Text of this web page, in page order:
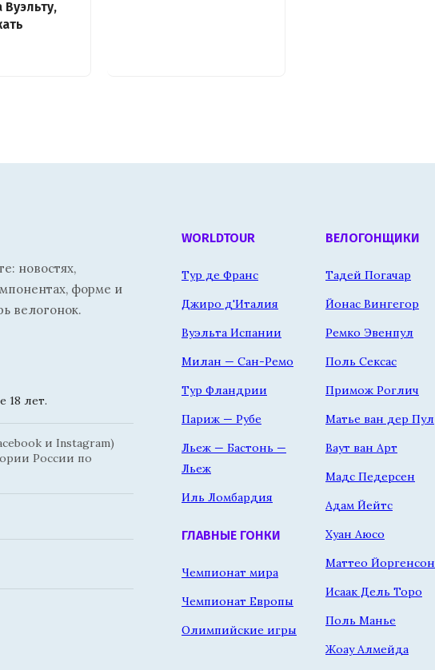
новостях,
форме и
велогонок.
18 лет.
и Instagram)
России по
WORLDTOUR
Тур де Франс
Джиро д'Италия
Вуэльта Испании
Милан — Сан-Ремо
Тур Фландрии
Париж — Рубе
Льеж — Бастонь —
Льеж
Иль Ломбардия
ГЛАВНЫЕ ГОНКИ
Чемпионат мира
Чемпионат Европы
Олимпийские игры
ВЕЛОГОНЩИКИ
Тадей Погачар
Йонас Вингегор
Ремко Эвенпул
Поль Сексас
Примож Роглич
Матье ван дер Пул
Ваут ван Арт
Мадс Педерсен
Адам Йейтс
Хуан Аюсо
Маттео Йоргенсон
Исаак Дель Торо
Поль Манье
Жоау Алмейда